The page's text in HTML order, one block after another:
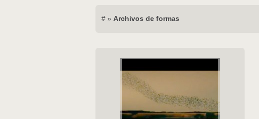
# » Archivos de formas